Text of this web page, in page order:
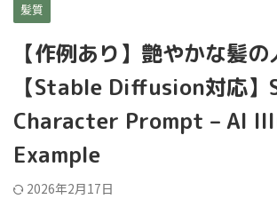
髪質
【作例あり】艶やかな髪
【Stable Diffusion対応
Character Prompt – AI
Example
2026年2月17日